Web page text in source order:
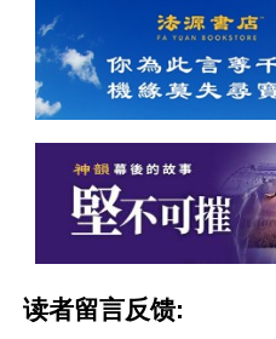
读者留言反馈: